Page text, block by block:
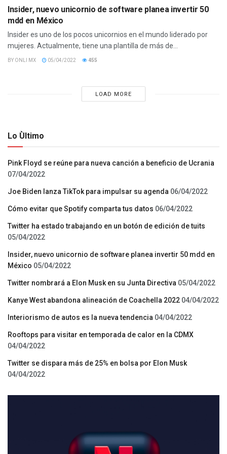
Insider, nuevo unicornio de software planea invertir 50
mdd en México
Insider es uno de los pocos unicornios en el mundo liderado por
mujeres. Actualmente, tiene una plantilla de más de...
BY ONLI MX 05/04/2022 455
LOAD MORE
Lo Ùltimo
Pink Floyd se reúne para nueva canción a beneficio de Ucrania
07/04/2022
Joe Biden lanza TikTok para impulsar su agenda 06/04/2022
Cómo evitar que Spotify comparta tus datos 06/04/2022
Twitter ha estado trabajando en un botón de edición de tuits
05/04/2022
Insider, nuevo unicornio de software planea invertir 50 mdd en
México 05/04/2022
Twitter nombrará a Elon Musk en su Junta Directiva 05/04/2022
Kanye West abandona alineación de Coachella 2022 04/04/2022
Interiorismo de autos es la nueva tendencia 04/04/2022
Rooftops para visitar en temporada de calor en la CDMX
04/04/2022
Twitter se dispara más de 25% en bolsa por Elon Musk
04/04/2022